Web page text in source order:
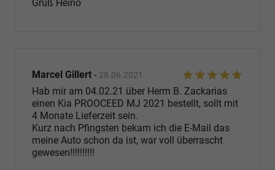
Gruß Heino
Marcel Gillert - 28.06.2021
Hab mir am 04.02.21 über Herrn B. Zackarias
einen Kia PROOCEED MJ 2021 bestellt, sollt mit
4 Monate Lieferzeit sein.
Kurz nach Pfingsten bekam ich die E-Mail das
meine Auto schon da ist, war voll überrascht
gewesen!!!!!!!!!!